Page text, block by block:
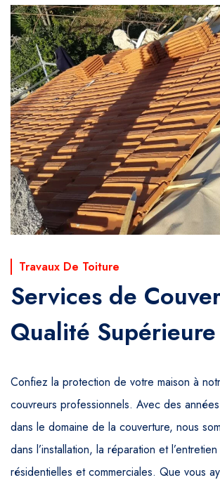
Travaux De Toiture
Services de
Qualité Supérieure
Confiez la protection de votre maison à
couvreurs professionnels. Avec des
dans le domaine de la couverture, nous
dans l’installation, la réparation et
résidentielles et commerciales. Que vous